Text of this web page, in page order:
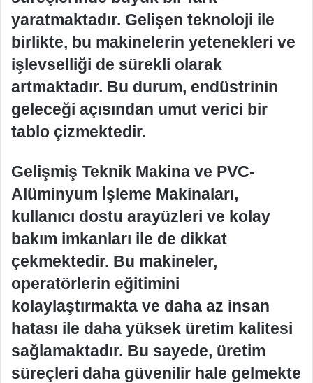
yaratmaktadır. Gelişen teknoloji ile
birlikte, bu makinelerin yetenekleri ve
işlevselliği de sürekli olarak
artmaktadır. Bu durum, endüstrinin
geleceği açısından umut verici bir
tablo çizmektedir.
Gelişmiş Teknik Makina ve PVC-
Alüminyum İşleme Makinaları,
kullanıcı dostu arayüzleri ve kolay
bakım imkanları ile de dikkat
çekmektedir. Bu makineler,
operatörlerin eğitimini
kolaylaştırmakta ve daha az insan
hatası ile daha yüksek üretim kalitesi
sağlamaktadır. Bu sayede, üretim
süreçleri daha güvenilir hale gelmekte